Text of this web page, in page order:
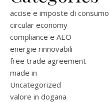
accise e imposte di consumo
circular economy
compliance e AEO
energie rinnovabili
free trade agreement
made in
Uncategorized
valore in dogana